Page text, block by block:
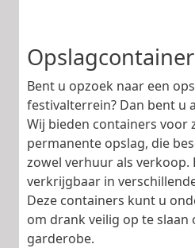
Opslagcontainer
Bent u opzoek naar een
festivalterrein? Dan bent u
Wij bieden containers voor
permanente opslag, die
zowel verhuur als verkoop.
verkrijgbaar in
Deze containers kunt u
om drank veilig op te slaan
garderobe.